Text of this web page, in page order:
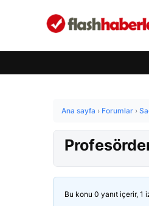
Ana sayfa › Forumlar ›
Bu konu 0 yanıt içerir, 1